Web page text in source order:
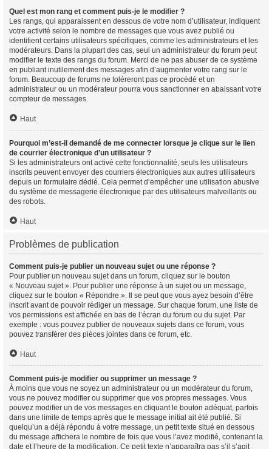
Quel est mon rang et comment puis-je le modifier ?
Les rangs, qui apparaissent en dessous de votre nom d’utilisateur, indiquent
votre activité selon le nombre de messages que vous avez publié ou
identifient certains utilisateurs spécifiques, comme les administrateurs et les
modérateurs. Dans la plupart des cas, seul un administrateur du forum peut
modifier le texte des rangs du forum. Merci de ne pas abuser de ce système
en publiant inutilement des messages afin d’augmenter votre rang sur le
forum. Beaucoup de forums ne toléreront pas ce procédé et un
administrateur ou un modérateur pourra vous sanctionner en abaissant votre
compteur de messages.
Haut
Pourquoi m’est-il demandé de me connecter lorsque je clique sur le lien
de courrier électronique d’un utilisateur ?
Si les administrateurs ont activé cette fonctionnalité, seuls les utilisateurs
inscrits peuvent envoyer des courriers électroniques aux autres utilisateurs
depuis un formulaire dédié. Cela permet d’empêcher une utilisation abusive
du système de messagerie électronique par des utilisateurs malveillants ou
des robots.
Haut
Problèmes de publication
Comment puis-je publier un nouveau sujet ou une réponse ?
Pour publier un nouveau sujet dans un forum, cliquez sur le bouton
« Nouveau sujet ». Pour publier une réponse à un sujet ou un message,
cliquez sur le bouton « Répondre ». Il se peut que vous ayez besoin d’être
inscrit avant de pouvoir rédiger un message. Sur chaque forum, une liste de
vos permissions est affichée en bas de l’écran du forum ou du sujet. Par
exemple : vous pouvez publier de nouveaux sujets dans ce forum, vous
pouvez transférer des pièces jointes dans ce forum, etc.
Haut
Comment puis-je modifier ou supprimer un message ?
À moins que vous ne soyez un administrateur ou un modérateur du forum,
vous ne pouvez modifier ou supprimer que vos propres messages. Vous
pouvez modifier un de vos messages en cliquant le bouton adéquat, parfois
dans une limite de temps après que le message initial ait été publié. Si
quelqu’un a déjà répondu à votre message, un petit texte situé en dessous
du message affichera le nombre de fois que vous l’avez modifié, contenant la
date et l’heure de la modification. Ce petit texte n’apparaîtra pas s’il s’agit